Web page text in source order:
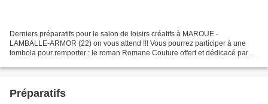
Derniers préparatifs pour le salon de loisirs créatifs à MAROUE -
LAMBALLE-ARMOR (22) on vous attend !!! Vous pourrez participer à une
tombola pour remporter : le roman Romane Couture offert et dédicacé par
Préparatifs